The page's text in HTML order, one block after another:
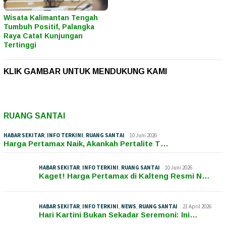
Wisata Kalimantan Tengah
Tumbuh Positif, Palangka
Raya Catat Kunjungan
Tertinggi
KLIK GAMBAR UNTUK MENDUKUNG KAMI
RUANG SANTAI
HABAR SEKITAR INFO TERKINI RUANG SANTAI 10 Juni 2026
Harga Pertamax Naik, Akankah Pertalite T…
HABAR SEKITAR INFO TERKINI RUANG SANTAI 10 Juni 2026
Kaget! Harga Pertamax di Kalteng Resmi N…
HABAR SEKITAR INFO TERKINI NEWS RUANG SANTAI 21 April 2026
Hari Kartini Bukan Sekadar Seremoni: Ini…